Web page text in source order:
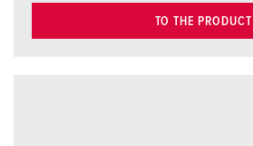
TO THE PRODUCT